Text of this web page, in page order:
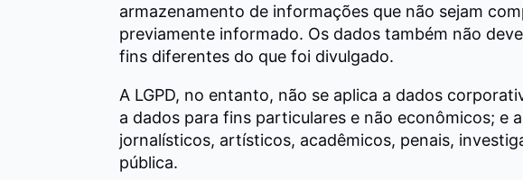
armazenamento de informações que não sejam
previamente informado. Os dados também não
fins diferentes do que foi divulgado.
A LGPD, no entanto, não se aplica a dados
a dados para fins particulares e não econômicos; e
jornalísticos, artísticos, acadêmicos, penais,
pública.